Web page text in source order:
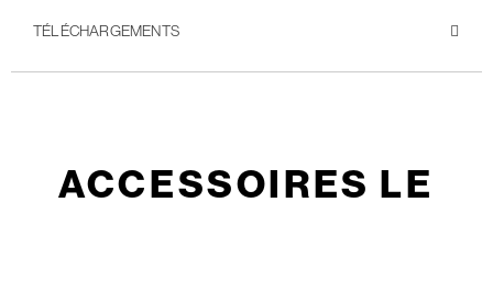
TÉLÉCHARGEMENTS
ACCESSOIRES LE